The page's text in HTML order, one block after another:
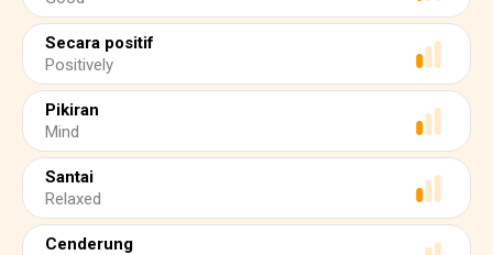
Secara positif
Positively
Pikiran
Mind
Santai
Relaxed
Cenderung